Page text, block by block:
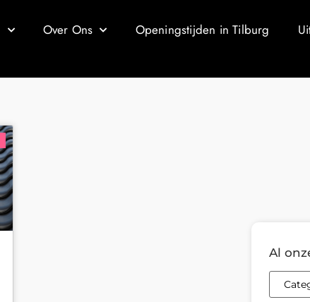
Over Ons Openingstijden in Tilburg
Al